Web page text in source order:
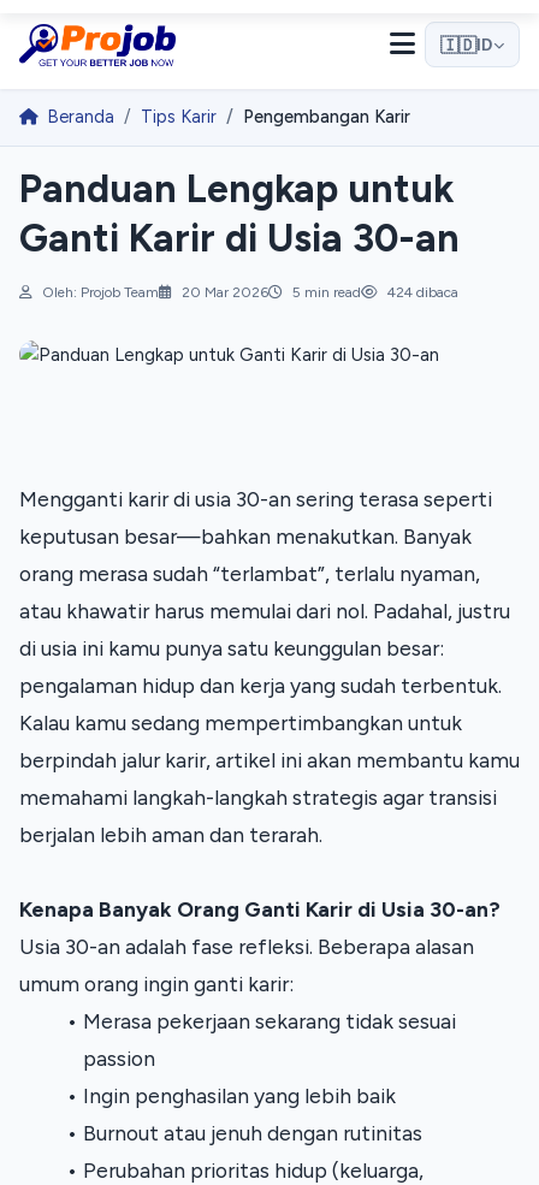
🇮🇩ID
Beranda Tips Karir Pengembangan Karir
Panduan Lengkap untuk
Ganti Karir di Usia 30-an
Oleh: Projob Team 20 Mar 2026 5 min read 424 dibaca
Mengganti karir di usia 30-an sering terasa seperti
keputusan besar—bahkan menakutkan. Banyak
orang merasa sudah “terlambat”, terlalu nyaman,
atau khawatir harus memulai dari nol. Padahal, justru
di usia ini kamu punya satu keunggulan besar:
pengalaman hidup dan kerja yang sudah terbentuk.
Kalau kamu sedang mempertimbangkan untuk
berpindah jalur karir, artikel ini akan membantu kamu
memahami langkah-langkah strategis agar transisi
berjalan lebih aman dan terarah.
Kenapa Banyak Orang Ganti Karir di Usia 30-an?
Usia 30-an adalah fase refleksi. Beberapa alasan
umum orang ingin ganti karir:
Merasa pekerjaan sekarang tidak sesuai
passion
Ingin penghasilan yang lebih baik
Burnout atau jenuh dengan rutinitas
Perubahan prioritas hidup (keluarga,
Halo! 👋
Selamat datang di Projob. Tanyakan apa saja! 🎉
Kami membalas dengan cepat